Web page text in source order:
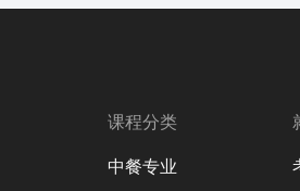
课程分类
中餐专业